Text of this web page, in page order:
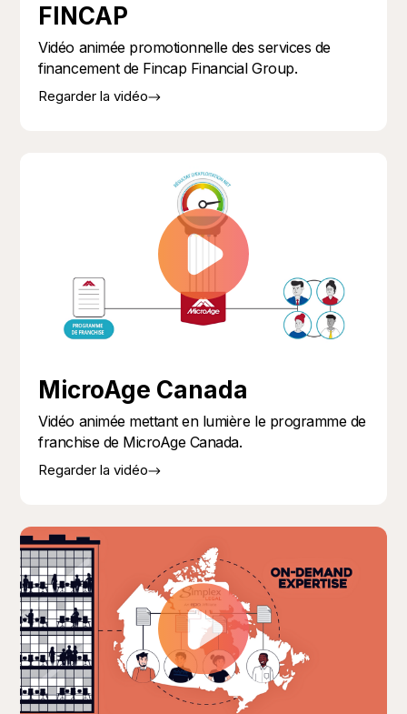
FINCAP
Vidéo animée promotionnelle des services de
financement de Fincap Financial Group.
Regarder la vidéo
MicroAge Canada
Vidéo animée mettant en lumière le programme de
franchise de MicroAge Canada.
Regarder la vidéo